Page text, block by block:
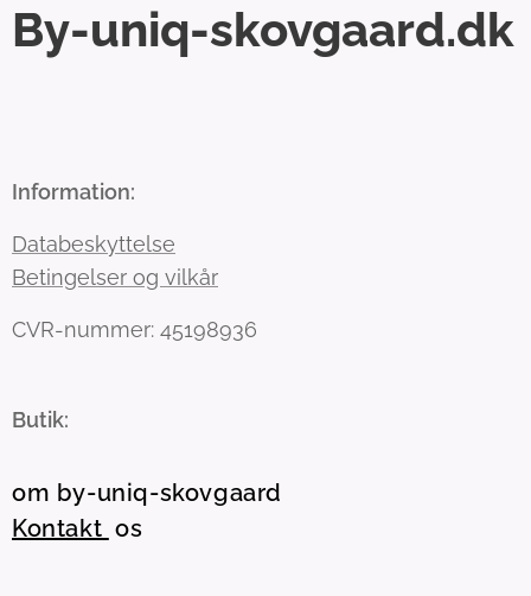
By-uniq-skovgaard.dk
Information:
Databeskyttelse
Betingelser og vilkår
CVR-nummer: 45198936
Butik:
om by-uniq-skovgaard
Kontakt os